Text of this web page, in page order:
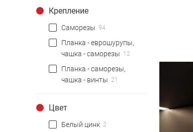
Крепление
Саморезы 94
Планка - еврошурупы,
чашка - саморезы 12
Планка - саморезы,
чашка - винты 21
Цвет
Белый цинк 2